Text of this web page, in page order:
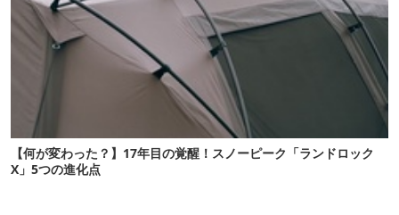
【何が変わった？】17年目の覚醒！スノーピーク「ランドロック
X」5つの進化点